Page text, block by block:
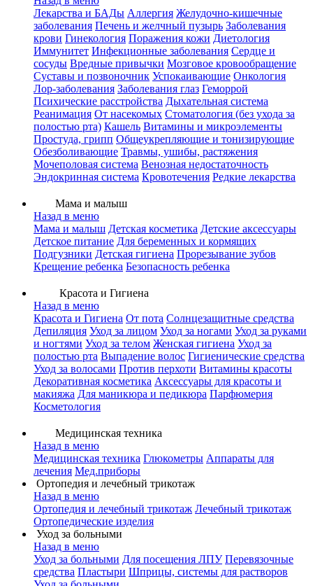
Лекарства и БАДы Аллергия Желудочно-кишечные
заболевания Печень и желчный пузырь Заболевания
крови Гинекология Поражения кожи Диетология
Иммунитет Инфекционные заболевания Сердце и
сосуды Вредные привычки Мозговое кровообращение
Суставы и позвоночник Успокаивающие Онкология
Лор-заболевания Заболевания глаз Геморрой
Психические расстройства Дыхательная система
Реанимация От насекомых Стоматология (без ухода за
полостью рта) Кашель Витамины и микроэлементы
Простуда, грипп Общеукрепляющие и тонизирующие
Обезболивающие Травмы, ушибы, растяжения
Мочеполовая система Венозная недостаточность
Эндокринная система Кровотечения Редкие лекарства
Мама и малыш
Назад в меню
Мама и малыш Детская косметика Детские аксессуары
Детское питание Для беременных и кормящих
Подгузники Детская гигиена Прорезывание зубов
Крещение ребенка Безопасность ребенка
Красота и Гигиена
Назад в меню
Красота и Гигиена От пота Солнцезащитные средства
Депиляция Уход за лицом Уход за ногами Уход за руками
и ногтями Уход за телом Женская гигиена Уход за
полостью рта Выпадение волос Гигиенические средства
Уход за волосами Против перхоти Витамины красоты
Декоративная косметика Аксессуары для красоты и
макияжа Для маникюра и педикюра Парфюмерия
Косметология
Медицинская техника
Назад в меню
Медицинская техника Глюкометры Аппараты для
лечения Мед.приборы
Ортопедия и лечебный трикотаж
Назад в меню
Ортопедия и лечебный трикотаж Лечебный трикотаж
Ортопедические изделия
Уход за больными
Назад в меню
Уход за больными Для посещения ЛПУ Перевязочные
средства Пластыри Шприцы, системы для растворов